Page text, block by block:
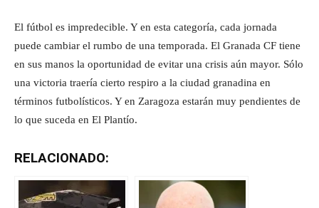
El fútbol es impredecible. Y en esta categoría, cada jornada
puede cambiar el rumbo de una temporada. El Granada CF tiene
en sus manos la oportunidad de evitar una crisis aún mayor. Sólo
una victoria traería cierto respiro a la ciudad granadina en
términos futbolísticos. Y en Zaragoza estarán muy pendientes de
lo que suceda en El Plantío.
RELACIONADO: